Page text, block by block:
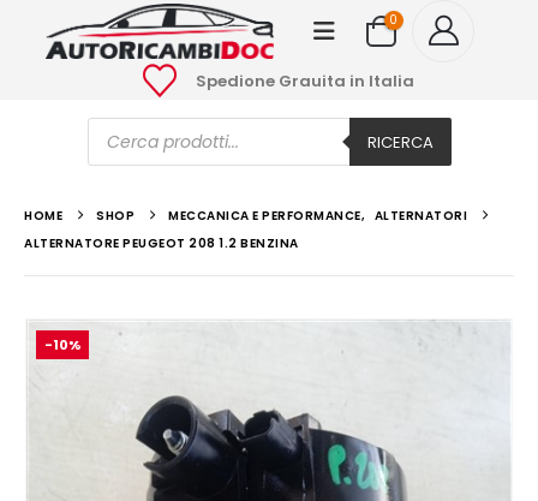
0
Spedione Grauita in Italia
Ricerca
prodotti RICERCA
HOME SHOP MECCANICA E PERFORMANCE, ALTERNATORI
ALTERNATORE PEUGEOT 208 1.2 BENZINA
-10%